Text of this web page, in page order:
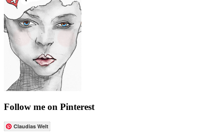
Follow me on Pinterest
Claudias Welt